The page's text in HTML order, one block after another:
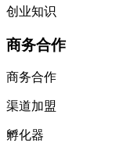
创业知识
商务合作
商务合作
渠道加盟
孵化器